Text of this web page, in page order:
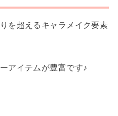
を超えるキャラメイク要素
アイテムが豊富です♪